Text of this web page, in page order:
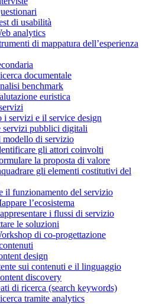
di usabilità
analytics
di mappatura dell’esperienza
documentale
benchmark
euristica
i servizi e il service design
servizi pubblici digitali
di servizio
gli attori coinvolti
la proposta di valore
gli elementi costitutivi del
il funzionamento del servizio
l’ecosistema
i flussi di servizio
le soluzioni
di co-progettazione
design
sui contenuti e il linguaggio
discovery
di ricerca (search keywords)
tramite analytics